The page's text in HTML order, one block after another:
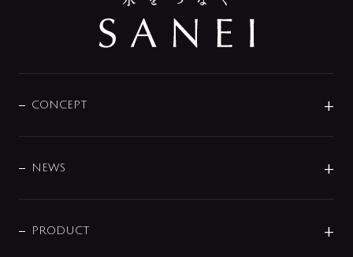
CONCEPT
DESIGN
NEWS
商品に関して
PRODUCT